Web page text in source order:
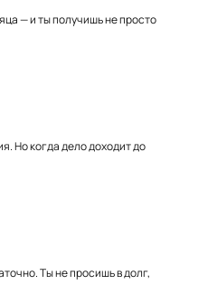
— и ты получишь не просто
Но когда дело доходит до
Ты не просишь в долг,